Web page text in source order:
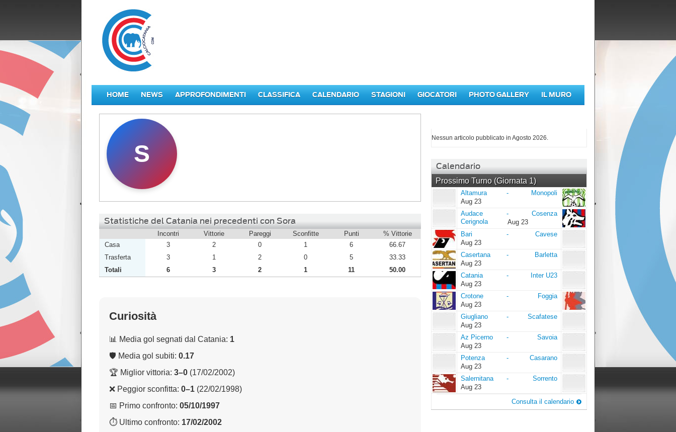
HOME NEWS APPROFONDIMENTI CLASSIFICA CALENDARIO STAGIONI GIOCATORI PHOTO GALLERY IL MURO
S
Statistiche del Catania nei precedenti con Sora
Incontri Vittorie Pareggi Sconfitte Punti
% Vittorie
Casa
3 2 0 1 6
66.67
Trasferta
3 1 2 0 5
33.33
Totali
6 3 2 1 11 50.00
Curiosità
📊 Media gol segnati dal Catania: 1
🛡 Media gol subiti: 0.17
🏆 Miglior vittoria: 3–0 (17/02/2002)
❌ Peggior sconfitta: 0–1 (22/02/1998)
📅 Primo confronto: 05/10/1997
⏱ Ultimo confronto: 17/02/2002
Nessun articolo pubblicato in Agosto 2026.
Calendario
Prossimo Turno (Giornata 1)
Altamura
Altamura -
Monopoli
Aug 23
Audace
Cerignola
Audace
Cerignola
-
Cosenza
Aug 23
Bari
Bari -
Cavese
Aug 23
Casertana
Casertana -
Barletta
Aug 23
Catania
Catania -
Inter U23
Aug 23
Crotone
Crotone -
Foggia
Aug 23
Giugliano
Giugliano -
Scafatese
Aug 23
Az
Picerno
Az Picerno -
Savoia
Aug 23
Potenza
Potenza -
Casarano
Aug 23
Salernitana
Salernitana -
Sorrento
Aug 23
Consulta il calendario